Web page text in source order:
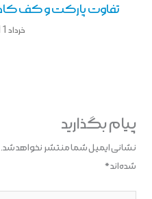
تفاوت پارکت و کف
خرداد 11, 1396
پیام بگذارید
نشانی ایمیل شما منتشر نخواهد شد.
شده‌اند*